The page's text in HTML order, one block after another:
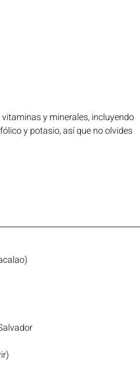
y minerales, incluyendo
y potasio, así que no olvides